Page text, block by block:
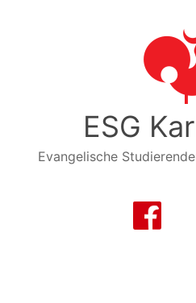
ESG
Evangelische